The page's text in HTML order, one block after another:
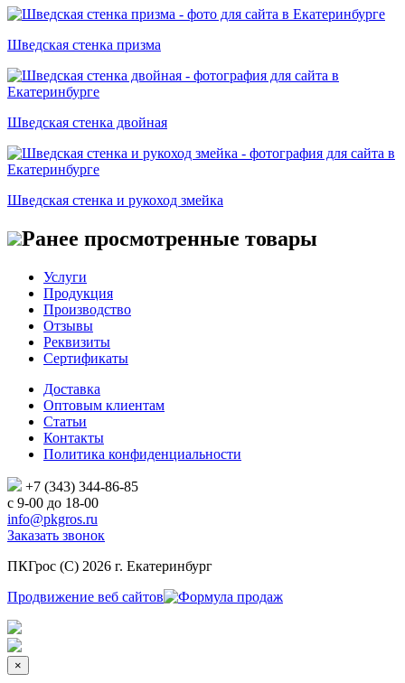
Шведская стенка призма
Шведская стенка двойная
Шведская стенка и рукоход змейка
Ранее просмотренные товары
Услуги
Продукция
Производство
Отзывы
Реквизиты
Сертификаты
Доставка
Оптовым клиентам
Статьи
Контакты
Политика конфиденциальности
+7 (343) 344-86-85
с 9-00 до 18-00
info@pkgros.ru
Заказать звонок
ПКГрос (С) 2026 г. Екатеринбург
Продвижение веб сайтов
×